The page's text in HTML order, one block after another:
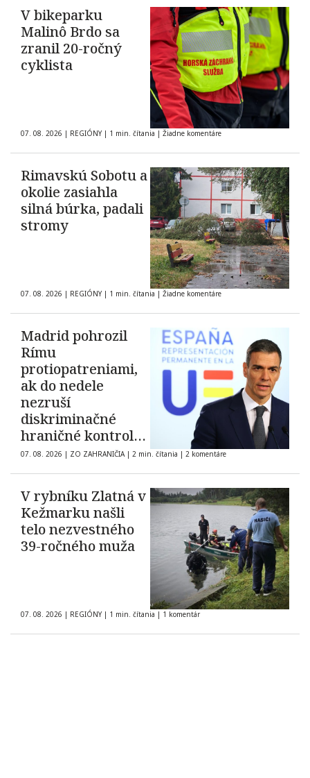
V bikeparku
Malinô Brdo sa
zranil 20-ročný
cyklista
07. 08. 2026 | REGIÓNY | 1 min. čítania | Žiadne komentáre
Rimavskú Sobotu a
okolie zasiahla
silná búrka, padali
stromy
07. 08. 2026 | REGIÓNY | 1 min. čítania | Žiadne komentáre
Madrid pohrozil
Rímu
protiopatreniami,
ak do nedele
nezruší
diskriminačné
hraničné kontroly
španielskych
občanov
07. 08. 2026 | ZO ZAHRANIČIA | 2 min. čítania | 2 komentáre
V rybníku Zlatná v
Kežmarku našli
telo nezvestného
39-ročného muža
07. 08. 2026 | REGIÓNY | 1 min. čítania | 1 komentár